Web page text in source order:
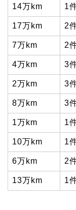
14万km 1
17万km 2
7万km 2
4万km 3
2万km 3
8万km 3
1万km 1
10万km 1
6万km 2
13万km 1